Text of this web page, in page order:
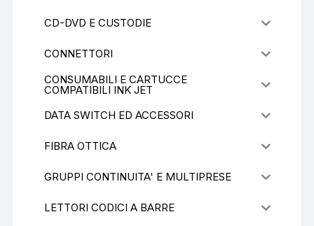
CD-DVD E CUSTODIE
CONNETTORI
CONSUMABILI E CARTUCCE
COMPATIBILI INK JET
DATA SWITCH ED ACCESSORI
FIBRA OTTICA
GRUPPI CONTINUITA' E MULTIPRESE
LETTORI CODICI A BARRE